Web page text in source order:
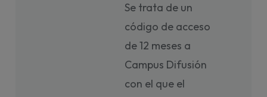
Se trata de un
código de acceso
de 12 meses a
Campus Difusión
con el que el